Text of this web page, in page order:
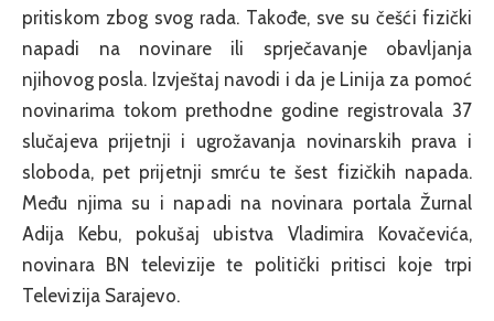
pritiskom zbog svog rada. Takođe, sve su češći fizički
napadi na novinare ili sprječavanje obavljanja
njihovog posla. Izvještaj navodi i da je Linija za pomoć
novinarima tokom prethodne godine registrovala 37
slučajeva prijetnji i ugrožavanja novinarskih prava i
sloboda, pet prijetnji smrću te šest fizičkih napada.
Među njima su i napadi na novinara portala Žurnal
Adija Kebu, pokušaj ubistva Vladimira Kovačevića,
novinara BN televizije te politički pritisci koje trpi
Televizija Sarajevo.